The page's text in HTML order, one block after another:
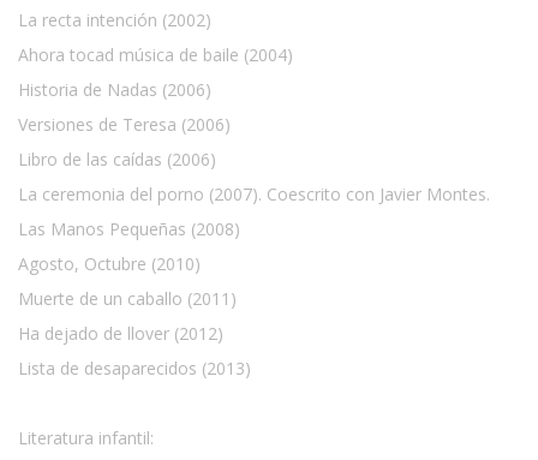
La recta intención (2002)
Ahora tocad música de baile (2004)
Historia de Nadas (2006)
Versiones de Teresa (2006)
Libro de las caídas (2006)
La ceremonia del porno (2007). Coescrito con Javier Montes.
Las Manos Pequeñas (2008)
Agosto, Octubre (2010)
Muerte de un caballo (2011)
Ha dejado de llover (2012)
Lista de desaparecidos (2013)
Literatura infantil: